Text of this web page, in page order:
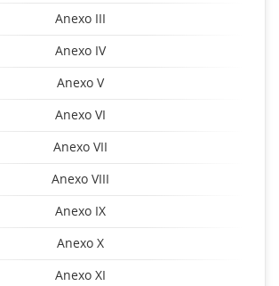
Anexo III
Anexo IV
Anexo V
Anexo VI
Anexo VII
Anexo VIII
Anexo IX
Anexo X
Anexo XI